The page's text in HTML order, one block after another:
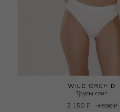
WILD ORCHID
Трусы слип
3 150 ₽ 4 500₽